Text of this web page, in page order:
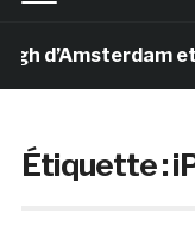
et
Étiquette :